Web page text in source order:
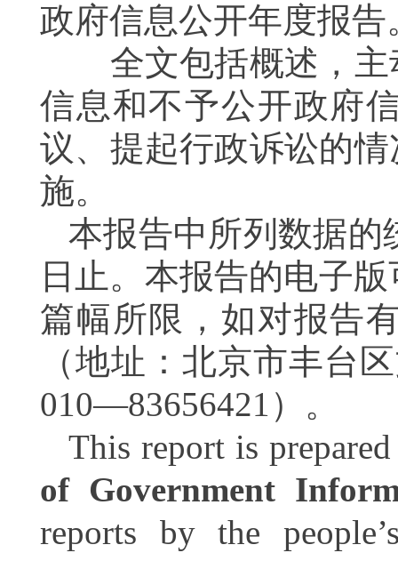
政府信息公开年度报告
全文包括概述，主
信息和不予公开政府
议、提起行政诉讼的
施。
本报告中所列数据的
日止。本报告的电子
篇幅所限，如对报告
（地址：北京市丰台
010—83656421）。
This report is
of Government
reports by the